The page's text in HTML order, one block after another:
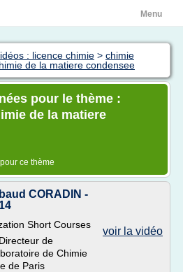
Menu
: licence chimie > chimie
de la matiere condensee
pour le thème :
de la matiere
pour ce thème
CORADIN -
voir la vidéo
Short Courses
de
de Chimie
de Paris